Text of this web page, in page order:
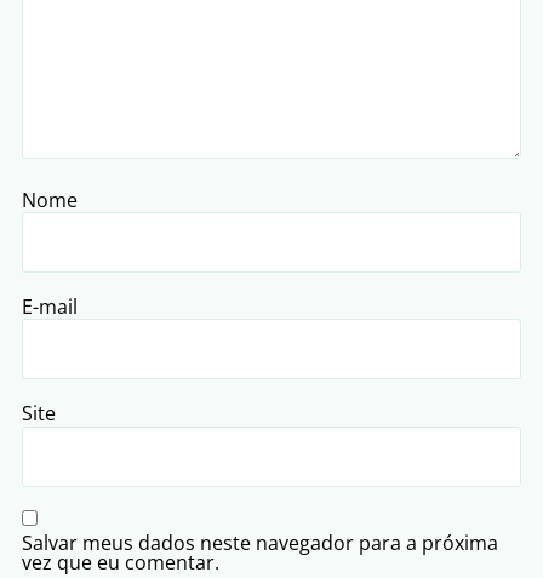
Nome
E-mail
Site
Salvar meus dados neste navegador para a próxima
vez que eu comentar.